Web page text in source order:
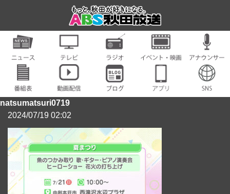
natsumatsuri0719
2024/07/19 02:02